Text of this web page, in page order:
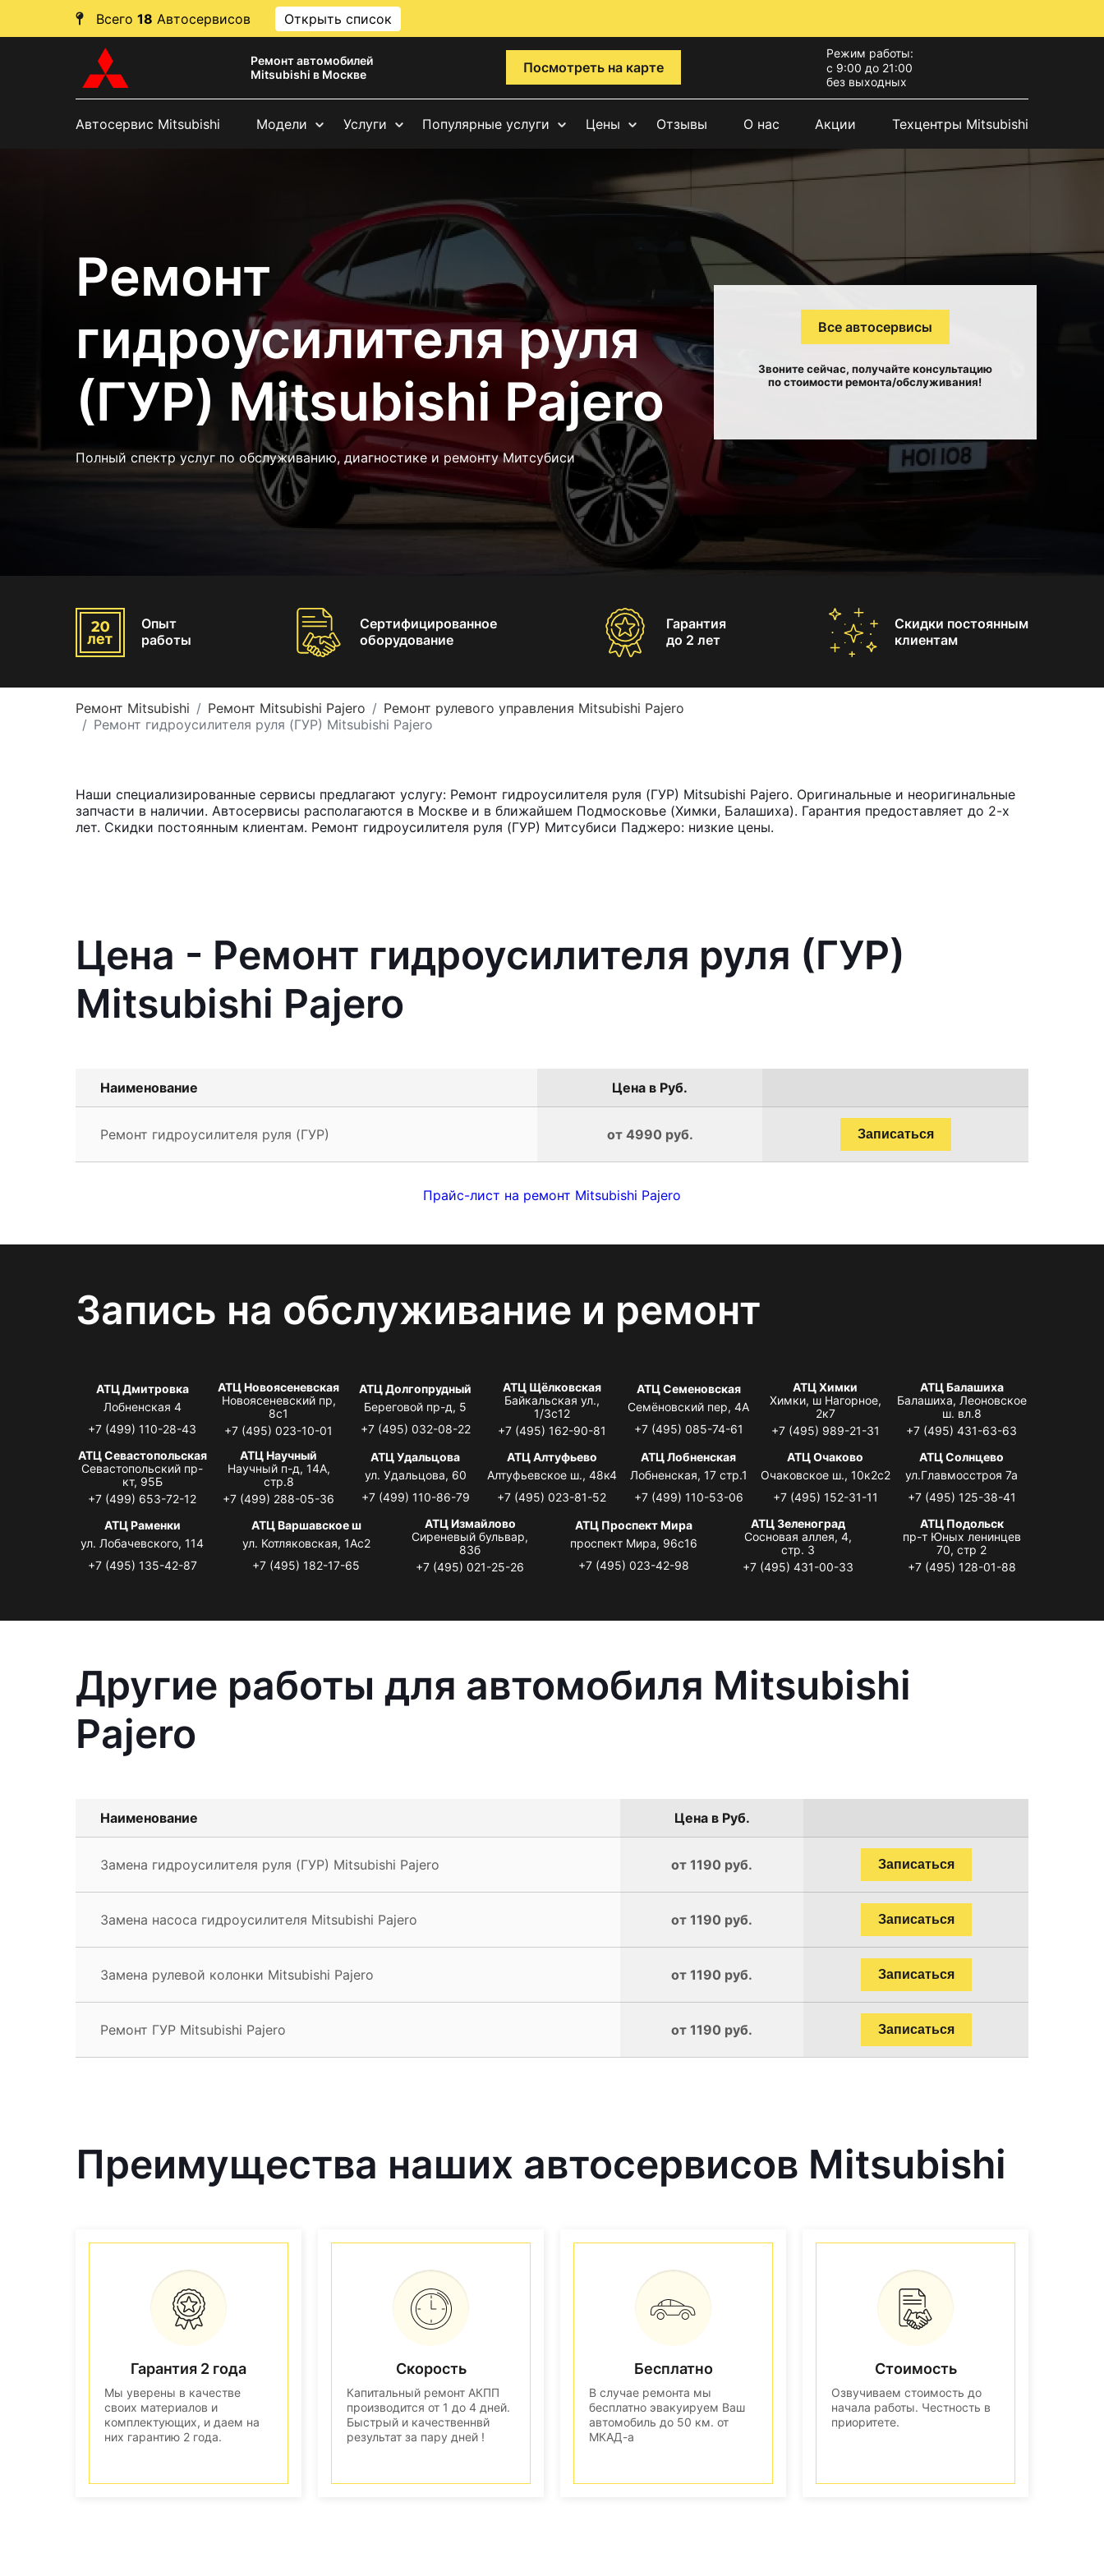
Всего 18 Автосервисов Открыть список
Ремонт автомобилей
Mitsubishi в Москве
Посмотреть на карте
Режим работы:
с 9:00 до 21:00
без выходных
Автосервис Mitsubishi Модели Услуги Популярные услуги Цены Отзывы О нас Акции Техцентры Mitsubishi
Ремонт
гидроусилителя руля
(ГУР) Mitsubishi Pajero
Полный спектр услуг по обслуживанию, диагностике и ремонту Митсубиси
Все автосервисы
Звоните сейчас, получайте консультацию
по стоимости ремонта/обслуживания!
Опыт
работы
Сертифицированное
оборудование
Гарантия
до 2 лет
Скидки постоянным
клиентам
Ремонт Mitsubishi Ремонт Mitsubishi Pajero
Ремонт рулевого управления Mitsubishi Pajero
Ремонт гидроусилителя руля (ГУР) Mitsubishi Pajero
Наши специализированные сервисы предлагают услугу: Ремонт гидроусилителя руля (ГУР) Mitsubishi Pajero. Оригинальные и неоригинальные
запчасти в наличии. Автосервисы располагаются в Москве и в ближайшем Подмосковье (Химки, Балашиха). Гарантия предоставляет до 2-х
лет. Скидки постоянным клиентам. Ремонт гидроусилителя руля (ГУР) Митсубиси Паджеро: низкие цены.
Цена - Ремонт гидроусилителя руля (ГУР)
Mitsubishi Pajero
Наименование Цена в Руб.
Ремонт гидроусилителя руля (ГУР) от 4990 руб. Записаться
Прайс-лист на ремонт Mitsubishi Pajero
Запись на обслуживание и ремонт
АТЦ Дмитровка
Лобненская 4
+7 (499) 110-28-43
АТЦ Новоясеневская
Новоясеневский пр,
8с1
+7 (495) 023-10-01
АТЦ Долгопрудный
Береговой пр-д, 5
+7 (495) 032-08-22
АТЦ Щёлковская
Байкальская ул.,
1/3с12
+7 (495) 162-90-81
АТЦ Семеновская
Семёновский пер, 4А
+7 (495) 085-74-61
АТЦ Химки
Химки, ш Нагорное,
2к7
+7 (495) 989-21-31
АТЦ Балашиха
Балашиха, Леоновское
ш. вл.8
+7 (495) 431-63-63
АТЦ Севастопольская
Севастопольский пр-
кт, 95Б
+7 (499) 653-72-12
АТЦ Научный
Научный п-д, 14А,
стр.8
+7 (499) 288-05-36
АТЦ Удальцова
ул. Удальцова, 60
+7 (499) 110-86-79
АТЦ Алтуфьево
Алтуфьевское ш., 48к4
+7 (495) 023-81-52
АТЦ Лобненская
Лобненская, 17 стр.1
+7 (499) 110-53-06
АТЦ Очаково
Очаковское ш., 10к2с2
+7 (495) 152-31-11
АТЦ Солнцево
ул.Главмосстроя 7а
+7 (495) 125-38-41
АТЦ Раменки
ул. Лобачевского, 114
+7 (495) 135-42-87
АТЦ Варшавское ш
ул. Котляковская, 1Ас2
+7 (495) 182-17-65
АТЦ Измайлово
Сиреневый бульвар,
83б
+7 (495) 021-25-26
АТЦ Проспект Мира
проспект Мира, 96с16
+7 (495) 023-42-98
АТЦ Зеленоград
Сосновая аллея, 4,
стр. 3
+7 (495) 431-00-33
АТЦ Подольск
пр-т Юных ленинцев
70, стр 2
+7 (495) 128-01-88
Другие работы для автомобиля Mitsubishi
Pajero
Наименование Цена в Руб.
Замена гидроусилителя руля (ГУР) Mitsubishi Pajero от 1190 руб. Записаться
Замена насоса гидроусилителя Mitsubishi Pajero от 1190 руб. Записаться
Замена рулевой колонки Mitsubishi Pajero от 1190 руб. Записаться
Ремонт ГУР Mitsubishi Pajero от 1190 руб. Записаться
Преимущества наших автосервисов Mitsubishi
Гарантия 2 года
Мы уверены в качестве
своих материалов и
комплектующих, и даем на
них гарантию 2 года.
Скорость
Капитальный ремонт АКПП
производится от 1 до 4 дней.
Быстрый и качественнвй
результат за пару дней !
Бесплатно
В случае ремонта мы
бесплатно эвакуируем Ваш
автомобиль до 50 км. от
МКАД-а
Стоимость
Озвучиваем стоимость до
начала работы. Честность в
приоритете.